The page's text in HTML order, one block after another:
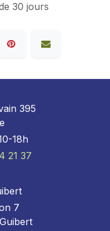
30 jours
395
18h
21 37
7